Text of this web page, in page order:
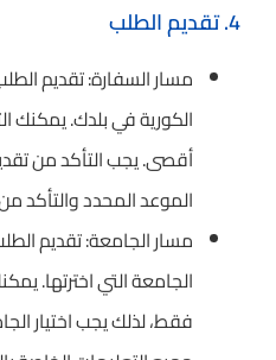
4. تقديم الطلب
مسار السفارة: تقديم
الكورية في بلدك. يمكنك
أقصى. يجب التأكد من
الموعد المحدد والتأكد
مسار الجامعة: تقديم
الجامعة التي اخترتها.
فقط، لذلك يجب اختيار